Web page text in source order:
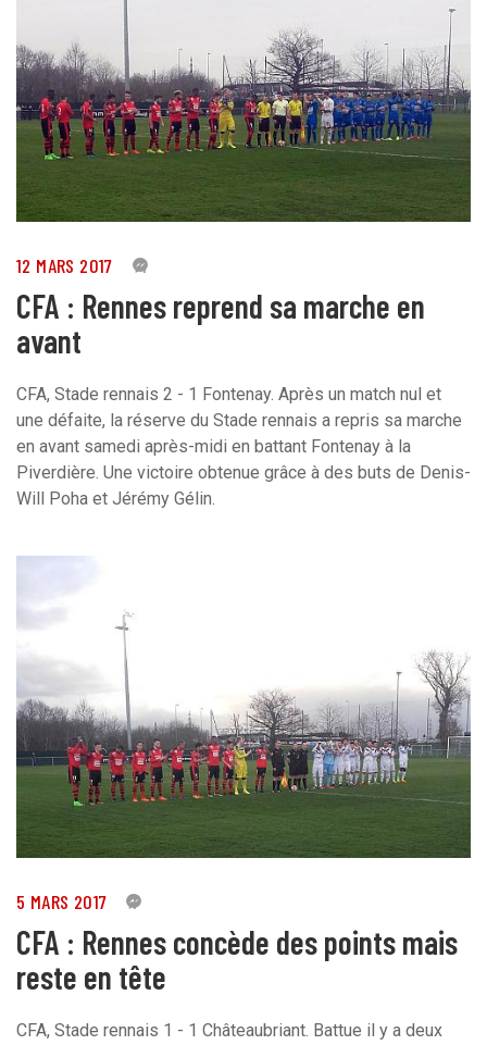
12 MARS 2017 4
CFA : Rennes reprend sa marche en
avant
CFA, Stade rennais 2 - 1 Fontenay. Après un match nul et
une défaite, la réserve du Stade rennais a repris sa marche
en avant samedi après-midi en battant Fontenay à la
Piverdière. Une victoire obtenue grâce à des buts de Denis-
Will Poha et Jérémy Gélin.
5 MARS 2017 1
CFA : Rennes concède des points mais
reste en tête
CFA, Stade rennais 1 - 1 Châteaubriant. Battue il y a deux